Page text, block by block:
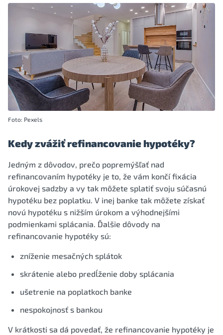
Foto: Pexels
Kedy zvážiť refinancovanie hypotéky?
Jedným z dôvodov, prečo popremýšľať nad
refinancovaním hypotéky je to, že vám končí fixácia
úrokovej sadzby a vy tak môžete splatiť svoju súčasnú
hypotéku bez poplatku. V inej banke tak môžete získať
novú hypotéku s nižším úrokom a výhodnejšími
podmienkami splácania. Ďalšie dôvody na
refinancovanie hypotéky sú:
zníženie mesačných splátok
skrátenie alebo predĺženie doby splácania
ušetrenie na poplatkoch banke
nespokojnosť s bankou
V krátkosti sa dá povedať, že refinancovanie hypotéky je